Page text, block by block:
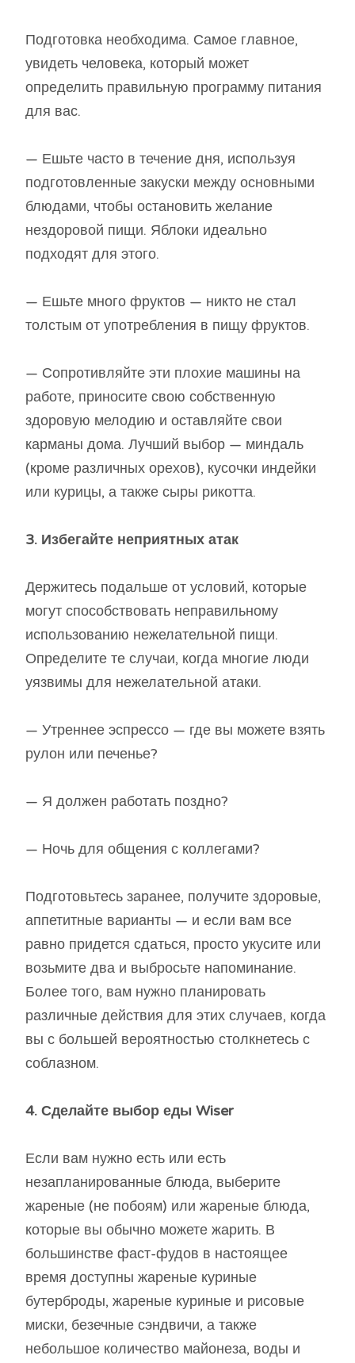
Подготовка необходима. Самое главное,
увидеть человека, который может
определить правильную программу питания
для вас.
— Ешьте часто в течение дня, используя
подготовленные закуски между основными
блюдами, чтобы остановить желание
нездоровой пищи. Яблоки идеально
подходят для этого.
— Ешьте много фруктов — никто не стал
толстым от употребления в пищу фруктов.
— Сопротивляйте эти плохие машины на
работе, приносите свою собственную
здоровую мелодию и оставляйте свои
карманы дома. Лучший выбор — миндаль
(кроме различных орехов), кусочки индейки
или курицы, а также сыры рикотта.
3. Избегайте неприятных атак
Держитесь подальше от условий, которые
могут способствовать неправильному
использованию нежелательной пищи.
Определите те случаи, когда многие люди
уязвимы для нежелательной атаки.
— Утреннее эспрессо — где вы можете взять
рулон или печенье?
— Я должен работать поздно?
— Ночь для общения с коллегами?
Подготовьтесь заранее, получите здоровые,
аппетитные варианты — и если вам все
равно придется сдаться, просто укусите или
возьмите два и выбросьте напоминание.
Более того, вам нужно планировать
различные действия для этих случаев, когда
вы с большей вероятностью столкнетесь с
соблазном.
4. Сделайте выбор еды Wiser
Если вам нужно есть или есть
незапланированные блюда, выберите
жареные (не побоям) или жареные блюда,
которые вы обычно можете жарить. В
большинстве фаст-фудов в настоящее
время доступны жареные куриные
бутерброды, жареные куриные и рисовые
миски, безечные сэндвичи, а также
небольшое количество майонеза, воды и